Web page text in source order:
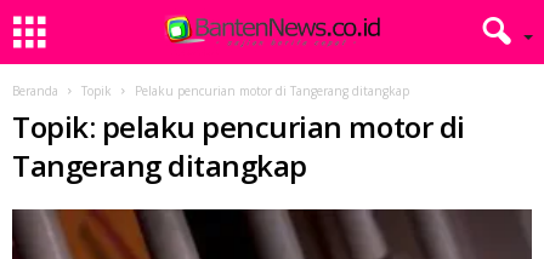
Beranda Topik Pelaku pencurian motor di Tangerang ditangkap
Topik: pelaku pencurian motor di
Tangerang ditangkap